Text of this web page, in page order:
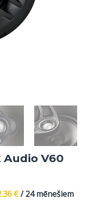
V60
€/ 24 mēnešiem